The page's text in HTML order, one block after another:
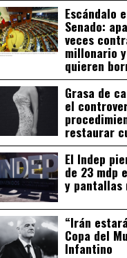
Escándalo
Senado:
veces
millonario
quieren
Grasa de
el
restaurar
El Indep
de 23 mdp
y pantallas
“Irán
Copa del
Infantino